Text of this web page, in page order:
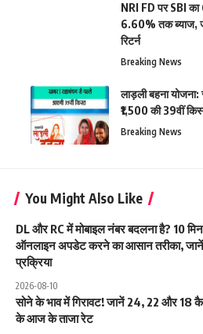
NRI FD पर SBI
6.60% तक ब्याज,
रिटर्न
Breaking News
लाड़ली बहना
₹1,500 की 39वीं
Breaking News
You Might Also Like
DL और RC में मोबाइल नंबर बदलना है? 10
ऑनलाइन अपडेट करने का आसान तरीका, जानें
प्रक्रिया
2026-08-10
सोने के भाव में गिरावट! जानें 24, 22 और 18
के आज के ताजा रेट